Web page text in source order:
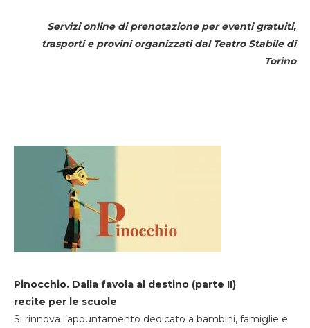
Servizi online di prenotazione per eventi gratuiti,
trasporti e provini organizzati dal Teatro Stabile di
Torino
Pinocchio. Dalla favola al destino (parte II)
recite per le scuole
Si rinnova l’appuntamento dedicato a bambini, famiglie e